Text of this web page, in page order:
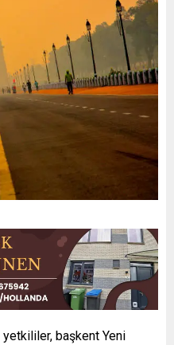
yetkililer, başkent Yeni